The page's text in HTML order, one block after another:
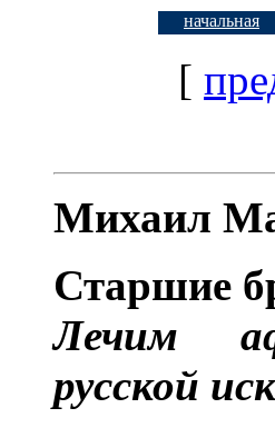
начальная
[
Михаил
Старшие
Лечим
русской